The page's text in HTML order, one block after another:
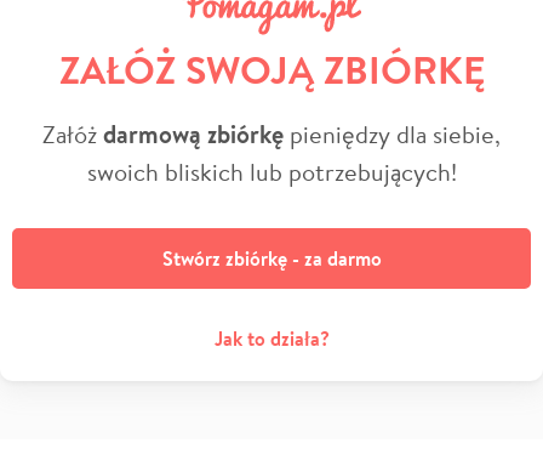
ZAŁÓŻ SWOJĄ ZBIÓRKĘ
Załóżdarmową zbiórkę pieniędzy dla siebie,
swoich bliskich lub potrzebujących!
Stwórz zbiórkę - za darmo
Jak to działa?